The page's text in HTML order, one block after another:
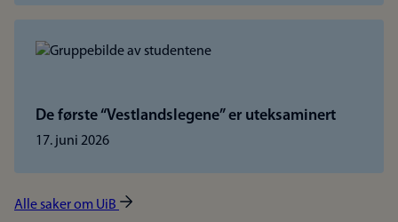
De første “Vestlandslegene” er uteksaminert
17. juni 2026
Alle saker om UiB